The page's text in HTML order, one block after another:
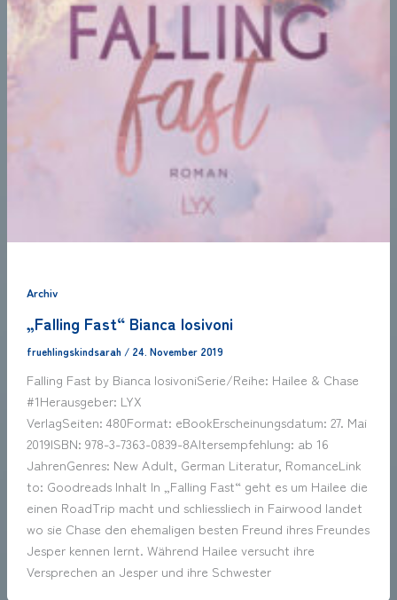
Archiv
„Falling Fast“ Bianca Iosivoni
fruehlingskindsarah / 24. November 2019
Falling Fast by Bianca IosivoniSerie/Reihe: Hailee & Chase
#1Herausgeber: LYX
VerlagSeiten: 480Format: eBookErscheinungsdatum: 27. Mai
2019ISBN: 978-3-7363-0839-8Altersempfehlung: ab 16
JahrenGenres: New Adult, German Literatur, RomanceLink
to: Goodreads Inhalt In „Falling Fast“ geht es um Hailee die
einen RoadTrip macht und schliessliech in Fairwood landet
wo sie Chase den ehemaligen besten Freund ihres Freundes
Jesper kennen lernt. Während Hailee versucht ihre
Versprechen an Jesper und ihre Schwester